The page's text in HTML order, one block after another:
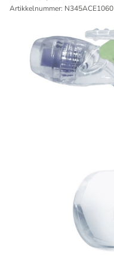
Artikkelnummer: